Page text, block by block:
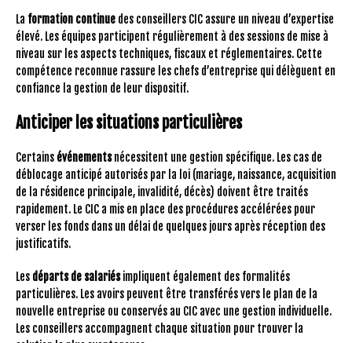
La formation continue des conseillers CIC assure un niveau d’expertise
élevé. Les équipes participent régulièrement à des sessions de mise à
niveau sur les aspects techniques, fiscaux et réglementaires. Cette
compétence reconnue rassure les chefs d’entreprise qui délèguent en
confiance la gestion de leur dispositif.
Anticiper les situations particulières
Certains événementsnécessitent une gestion spécifique. Les cas de
déblocage anticipé autorisés par la loi (mariage, naissance, acquisition
de la résidence principale, invalidité, décès) doivent être traités
rapidement. Le CIC a mis en place des procédures accélérées pour
verser les fonds dans un délai de quelques jours après réception des
justificatifs.
Les départs de salariésimpliquent également des formalités
particulières. Les avoirs peuvent être transférés vers le plan de la
nouvelle entreprise ou conservés au CIC avec une gestion individuelle.
Les conseillers accompagnent chaque situation pour trouver la